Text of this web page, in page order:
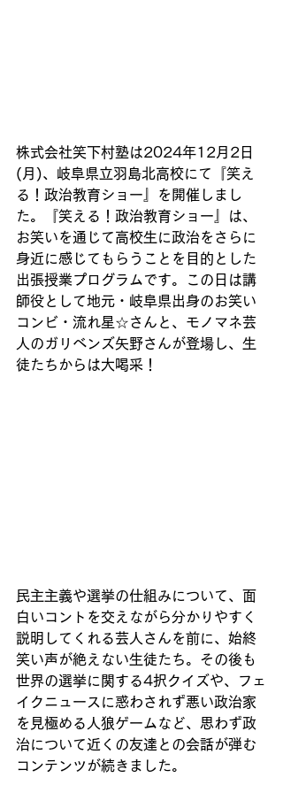
株式会社笑下村塾は2024年12月2日
(月)、岐阜県立羽島北高校にて『笑え
る！政治教育ショー』を開催しまし
た。『笑える！政治教育ショー』は、
お笑いを通じて高校生に政治をさらに
身近に感じてもらうことを目的とした
出張授業プログラムです。この日は講
師役として地元・岐阜県出身のお笑い
コンビ・流れ星☆さんと、モノマネ芸
人のガリベンズ矢野さんが登場し、生
徒たちからは大喝采！
民主主義や選挙の仕組みについて、面
白いコントを交えながら分かりやすく
説明してくれる芸人さんを前に、始終
笑い声が絶えない生徒たち。その後も
世界の選挙に関する4択クイズや、フェ
イクニュースに惑わされず悪い政治家
を見極める人狼ゲームなど、思わず政
治について近くの友達との会話が弾む
コンテンツが続きました。